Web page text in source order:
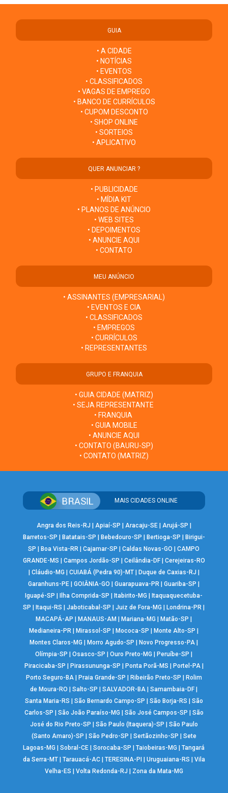
GUIA
• A CIDADE
• NOTÍCIAS
• EVENTOS
• CLASSIFICADOS
• VAGAS DE EMPREGO
• BANCO DE CURRÍCULOS
• CUPOM DESCONTO
• SHOP ONLINE
• SORTEIOS
• APLICATIVO
QUER ANUNCIAR ?
• PUBLICIDADE
• MÍDIA KIT
• PLANOS DE ANÚNCIO
• WEB SITES
• DEPOIMENTOS
• ANUNCIE AQUI
• CONTATO
MEU ANÚNCIO
• ASSINANTES (EMPRESARIAL)
• EVENTOS E CIA
• CLASSIFICADOS
• EMPREGOS
• CURRÍCULOS
• REPRESENTANTES
GRUPO E FRANQUIA
• GUIA CIDADE (MATRIZ)
• SEJA REPRESENTANTE
• FRANQUIA
• GUIA MOBILE
• ANUNCIE AQUI
• CONTATO (BAURU-SP)
• CONTATO (MATRIZ)
MAIS CIDADES ONLINE
Angra dos Reis-RJ | Apiaí-SP | Aracaju-SE| Arujá-SP |
Barretos-SP | Batatais-SP | Bebedouro-SP | Bertioga-SP | Birigui-
SP |Boa Vista-RR |Cajamar-SP |Caldas Novas-GO |CAMPO
GRANDE-MS | Campos Jordão-SP | Ceilândia-DF| Cerejeiras-RO
| Cláudio-MG | CUIABÁ (Pedra 90)-MT| Duque de Caxias-RJ |
Garanhuns-PE |GOIÂNIA-GO |Guarapuava-PR |Guariba-SP |
Iguapé-SP |Ilha Comprida-SP |Itabirito-MG |Itaquaquecetuba-
SP |Itaqui-RS |Jaboticabal-SP |Juiz de Fora-MG |Londrina-PR |
MACAPÁ-AP |MANAUS-AM |Mariana-MG |Matão-SP |
Medianeira-PR |Mirassol-SP |Mococa-SP |Monte Alto-SP |
Montes Claros-MG |Morro Agudo-SP |Novo Progresso-PA |
Olímpia-SP |Osasco-SP |Ouro Preto-MG |Peruíbe-SP |
Piracicaba-SP | Pirassununga-SP | Ponta Porã-MS | Portel-PA|
Porto Seguro-BA| Praia Grande-SP | Ribeirão Preto-SP | Rolim
de Moura-RO |Salto-SP |SALVADOR-BA |Samambaia-DF |
Santa Maria-RS | São Bernardo Campo-SP | São Borja-RS | São
Carlos-SP | São João Paraíso-MG | São José Campos-SP | São
José do Rio Preto-SP | São Paulo (Itaquera)-SP | São Paulo
(Santo Amaro)-SP | São Pedro-SP | Sertãozinho-SP | Sete
Lagoas-MG |Sobral-CE |Sorocaba-SP |Taiobeiras-MG |Tangará
da Serra-MT| Tarauacá-AC| TERESINA-PI | Uruguaiana-RS | Vila
Velha-ES | Volta Redonda-RJ | Zona da Mata-MG